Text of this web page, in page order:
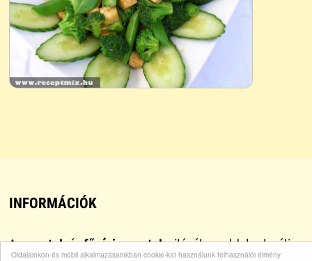
Oldalainkon és mobil alkalmazásainkban cookie-kat használunk felhasználói élmény
INFORMÁCIÓK
Areceptekésfőzési receptekvilágában oldalunk célja,